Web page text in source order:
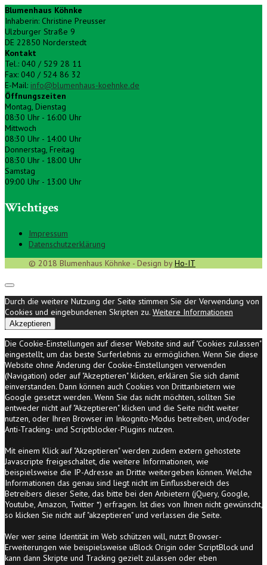
Blumenhaus Köhnke
Inhaberin: Christine Preusser
Ulzburger Straße 9
DE 22850 Norderstedt
Kontakt
Tel.: 040 / 529 28 11
Fax: 040 / 524 86 32
E-Mail: info@blumenhaus-koehnke.de
Öffnungszeiten
Montag, Dienstag
08:30 Uhr - 16:00 Uhr
Mittwoch
08:30 Uhr - 14:00 Uhr
Donnerstag, Freitag
08:30 Uhr - 18:00 Uhr
Samstag
09:00 Uhr - 13:00 Uhr
Wichtiges
Impressum
Datenschutzerklärung
© 2018 Blumenhaus Köhnke - Design byHo-IT
Durch die weitere Nutzung der Seite stimmen Sie der Verwendung von
Cookies und eingebundenen Skripten zu. Weitere Informationen
Akzeptieren
Die Cookie-Einstellungen auf dieser Website sind auf "Cookies zulassen"
eingestellt, um das beste Surferlebnis zu ermöglichen. Wenn Sie diese
Website ohne Änderung der Cookie-Einstellungen verwenden
(Navigation) oder auf "Akzeptieren" klicken, erklären Sie sich damit
einverstanden. Dann können auch Cookies von Drittanbietern wie
Google gesetzt werden. Wenn Sie das nicht möchten, sollten Sie
entweder nicht auf "Akzeptieren" klicken und die Seite nicht weiter
nutzen, oder Ihren Browser im Inkognito-Modus betreiben, und/oder
Anti-Tracking- und Scriptblocker-Plugins nutzen.
Mit einem Klick auf "Akzeptieren" werden zudem extern gehostete
Javascripte freigeschaltet, die weitere Informationen, wie
beispielsweise die IP-Adresse an Dritte weitergeben können. Welche
Informationen das genau sind liegt nicht im Einflussbereich des
Betreibers dieser Seite, das bitte bei den Anbietern (jQuery, Google,
Youtube, Amazon, Twitter *) erfragen. Ist dies von Ihnen nicht gewünscht,
so klicken Sie nicht auf "akzeptieren" und verlassen die Seite.
Wer wer seine Identität im Web schützen will, nutzt Browser-
Erweiterungen wie beispielsweise uBlock Origin oder ScriptBlock und
kann dann Skripte und Tracking gezielt zulassen oder eben